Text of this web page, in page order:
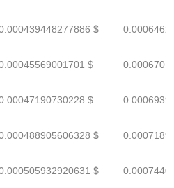
$
$
$
$
$